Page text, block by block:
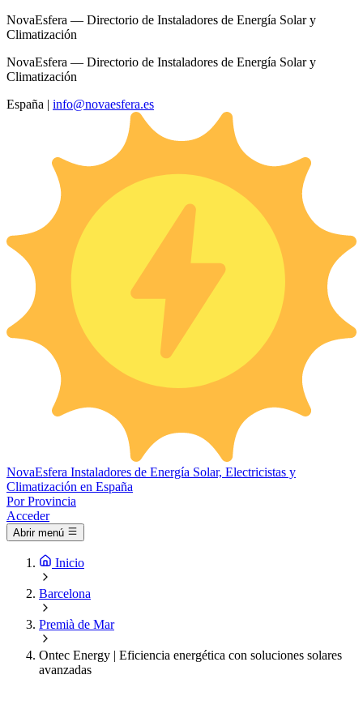
NovaEsfera — Directorio de Instaladores de Energía Solar y
Climatización
NovaEsfera — Directorio de Instaladores de Energía Solar y
Climatización
España | info@novaesfera.es
NovaEsfera Instaladores de Energía Solar, Electricistas y
Climatización en España
Por Provincia
Acceder
Abrir menú
Inicio
Barcelona
Premià de Mar
Ontec Energy | Eficiencia energética con soluciones solares
avanzadas